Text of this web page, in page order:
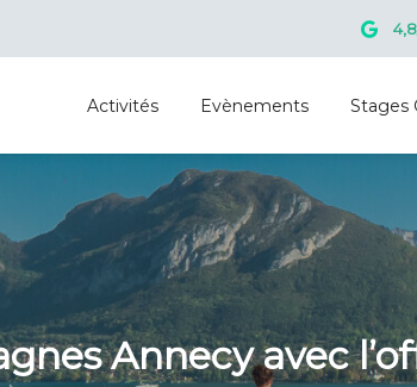
Activités Evènements Stages
Annecy avec